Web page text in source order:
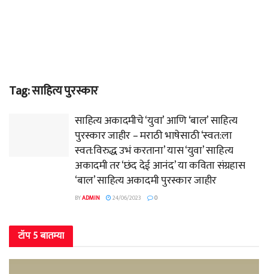
Tag:साहित्य पुरस्कार
साहित्य अकादमीचे ‘युवा’ आणि ‘बाल’ साहित्य
पुरस्कार जाहीर – मराठी भाषेसाठी ‘स्वत:ला
स्वत:विरुद्ध उभं करताना’ यास ‘युवा’ साहित्य
अकादमी तर ‘छंद देई आनंद’ या कविता संग्रहास
‘बाल’ साहित्य अकादमी पुरस्कार जाहीर
BYADMIN 24/06/2023 0
टॉप 5 बातम्या